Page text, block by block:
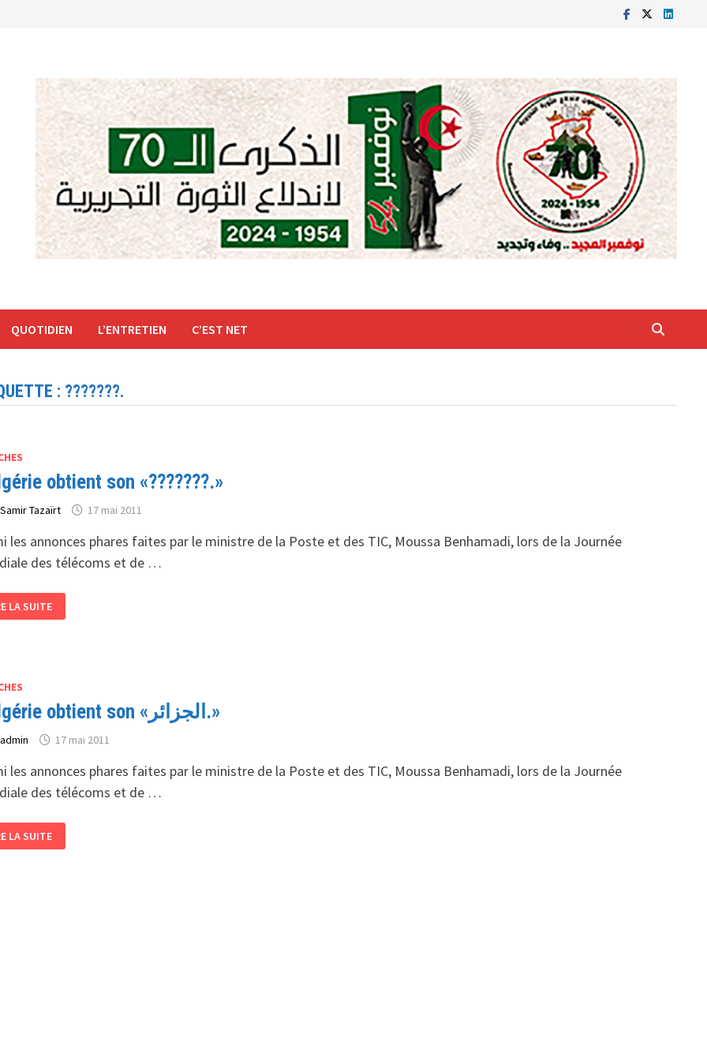
QUOTIDIEN L’ENTRETIEN C’EST NET
: ???????.
obtient son «???????.»
Samir Tazaïrt 17 mai 2011
les annonces phares faites par le ministre de la Poste et des TIC, Moussa Benhamadi, lors de la Journée
des télécoms et de …
LA SUITE
L'Algérie obtient son «الجزائر.»
admin 17 mai 2011
les annonces phares faites par le ministre de la Poste et des TIC, Moussa Benhamadi, lors de la Journée
des télécoms et de …
LA SUITE